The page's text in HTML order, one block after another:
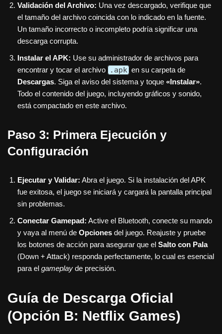
Validación del Archivo: Una vez descargado, verifique que
el tamaño del archivo coincida con lo indicado en la fuente.
Un tamaño incorrecto o incompleto podría significar una
descarga corrupta.
Instalar el APK: Use su administrador de archivos para
encontrar y tocar el archivo
.apk en su carpeta de
Descargas. Siga el aviso del sistema y toque «Instalar».
Todo el contenido del juego, incluyendo gráficos y sonido,
está compactado en este archivo.
Paso 3: Primera Ejecución y
Configuración
Ejecutar y Validar: Abra el juego. Si la instalación del APK
fue exitosa, el juego se iniciará y cargará la pantalla principal
sin problemas.
Conectar Gamepad: Active el Bluetooth, conecte su mando
y vaya al menú de Opciones del juego. Reajuste y pruebe
los botones de acción para asegurar que el Salto con Pala
(Down + Attack) responda perfectamente, lo cual es esencial
para el gameplay de precisión.
Guía de Descarga Oficial
(Opción B: Netflix Games)